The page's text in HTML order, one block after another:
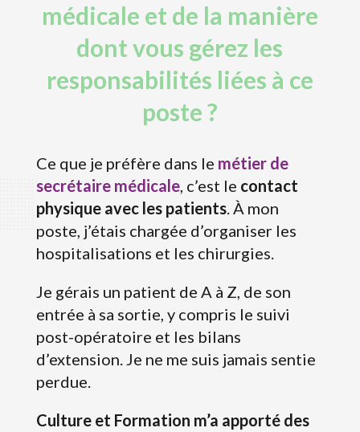
médicale et de la manière
dont vous gérez les
responsabilités liées à ce
poste ?
Ce que je préfère dans le métier de
secrétaire médicale, c’est le contact
physique avec les patients. À mon
poste, j’étais chargée d’organiser les
hospitalisations et les chirurgies.
Je gérais un patient de A à Z, de son
entrée à sa sortie, y compris le suivi
post-opératoire et les bilans
d’extension. Je ne me suis jamais sentie
perdue.
Culture et Formation m’a apporté des